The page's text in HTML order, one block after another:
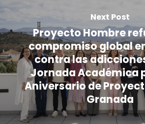
Next Post
Proyecto Hombre
compromiso global
contra las
Jornada Académica
Aniversario de
Granada